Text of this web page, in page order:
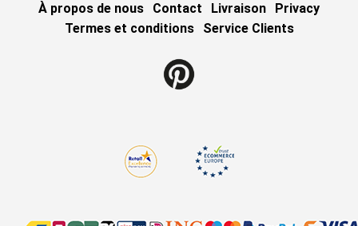
À propos de nous
Contact Livraison
Privacy
Termes et conditions
Service Clients